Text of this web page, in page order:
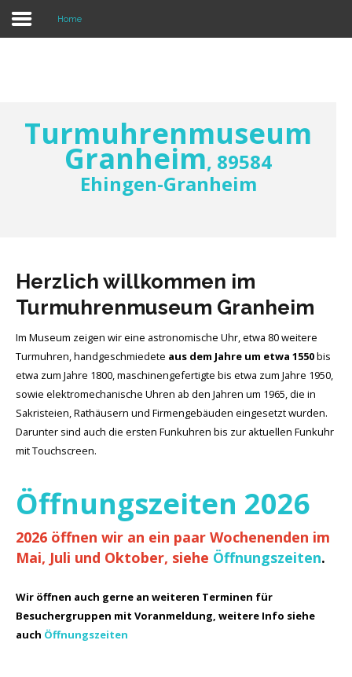
Home
Öffnungszeiten und Eintritt
Presse & Rundfunk
Die Betreiber
Home
Turmuhrenmuseum
Granheim, 89584
Ehingen-Granheim
Herzlich willkommen im
Turmuhrenmuseum Granheim
Im Museum zeigen wir eine astronomische Uhr, etwa 80 weitere
Turmuhren, handgeschmiedete aus dem Jahre um etwa 1550bis
etwa zum Jahre 1800, maschinengefertigte bis etwa zum Jahre 1950,
sowie elektromechanische Uhren ab den Jahren um 1965, die in
Sakristeien, Rathäusern und Firmengebäuden eingesetzt wurden.
Darunter sind auch die ersten Funkuhren bis zur aktuellen Funkuhr
mit Touchscreen.
Öffnungszeiten 2026
2026 öffnen wir an ein paar Wochenenden im
Mai, Juli und Oktober, siehe Öffnungszeiten.
Wir öffnen auch gerne an weiteren Terminen für
Besuchergruppen mit Voranmeldung, weitere Info siehe
auch Öffnungszeiten